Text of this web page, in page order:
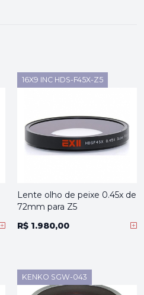
16X9 INC HDS-F45X-Z5
Lente olho de peixe 0.45x de
72mm para Z5
R$ 1.980,00
KENKO SGW-043